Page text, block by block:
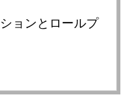
ョンとロールプ